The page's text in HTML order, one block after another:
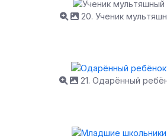
20. Ученик
21. Одарённый